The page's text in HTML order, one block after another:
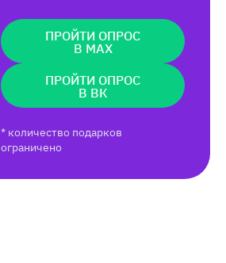
ПРОЙТИ ОПРОС
В MAX
ПРОЙТИ ОПРОС
В ВК
* количество подарков
ограничено